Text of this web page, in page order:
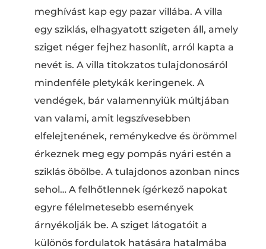
meghívást kap egy pazar villába. A villa
egy sziklás, elhagyatott szigeten áll, amely
sziget néger fejhez hasonlít, arról kapta a
nevét is. A villa titokzatos tulajdonosáról
mindenféle pletykák keringenek. A
vendégek, bár valamennyiük múltjában
van valami, amit legszívesebben
elfelejtenének, reménykedve és örömmel
érkeznek meg egy pompás nyári estén a
sziklás öbölbe. A tulajdonos azonban nincs
sehol… A felhőtlennek ígérkező napokat
egyre félelmetesebb események
árnyékolják be. A sziget látogatóit a
különös fordulatok hatására hatalmába